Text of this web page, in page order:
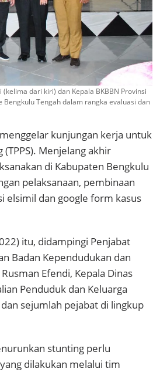
dari kiri) dan Kepala BKBBN Provinsi
Tengah dalam rangka evaluasi dan
kunjungan kerja untuk
Menjelang akhir
di Kabupaten Bengkulu
pelaksanaan, pembinaan
elsimil dan google form kasus
itu, didampingi Penjabat
Badan Kependudukan dan
Efendi, Kepala Dinas
Penduduk dan Keluarga
sejumlah pejabat di lingkup
stunting perlu
dilakukan melalui tim